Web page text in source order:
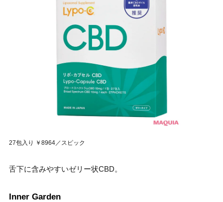
27包入り ￥8964／スピック
舌下に含みやすいゼリー状CBD。
Inner Garden